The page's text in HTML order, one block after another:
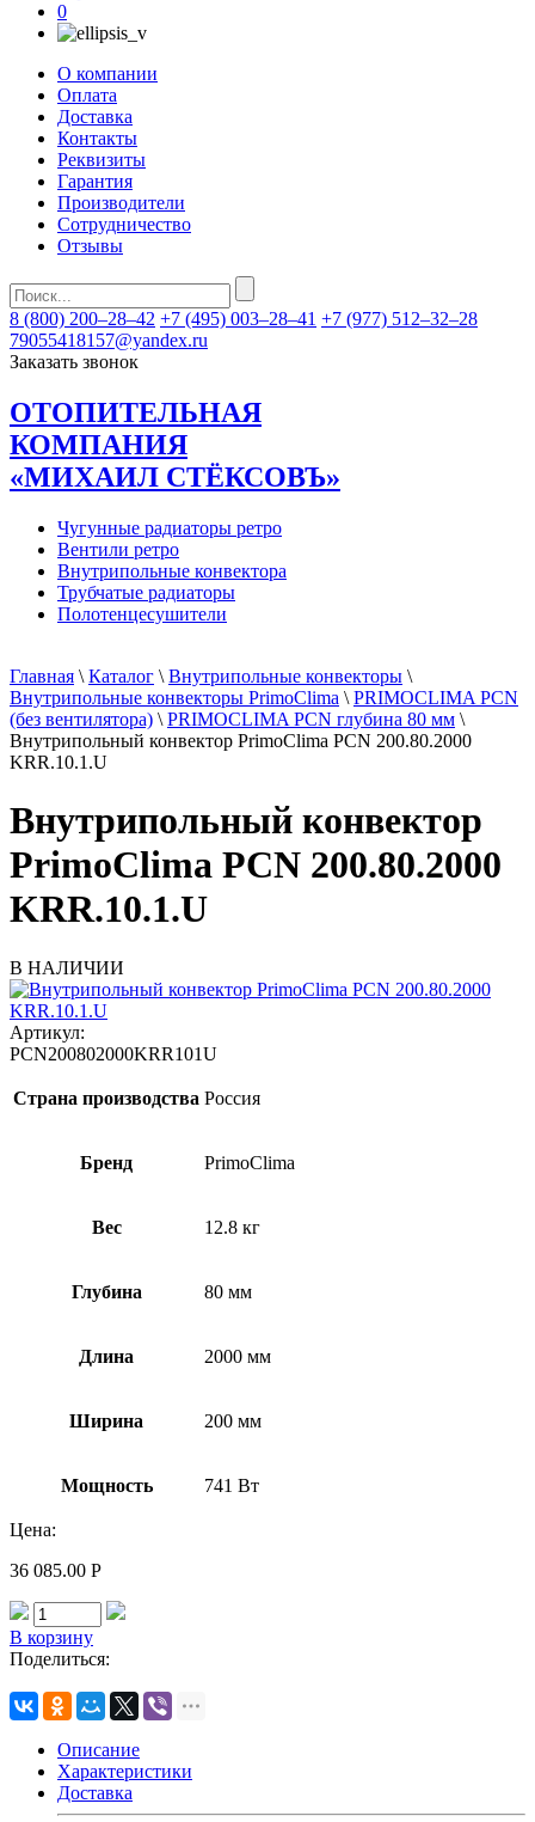
0
О компании
Оплата
Доставка
Контакты
Реквизиты
Гарантия
Производители
Сотрудничество
Отзывы
8 (800) 200–28–42 +7 (495) 003–28–41 +7 (977) 512–32–28
79055418157@yandex.ru
Заказать звонок
ОТОПИТЕЛЬНАЯ
КОМПАНИЯ
«МИХАИЛ СТЁКСОВЪ»
Чугунные радиаторы ретро
Вентили ретро
Внутрипольные конвектора
Трубчатые радиаторы
Полотенцесушители
Главная \ Каталог \ Внутрипольные конвекторы \
Внутрипольные конвекторы PrimoClima \ PRIMOCLIMA PCN
(без вентилятора) \ PRIMOCLIMA PCN глубина 80 мм \
Внутрипольный конвектор PrimoClima PCN 200.80.2000
KRR.10.1.U
Внутрипольный конвектор
PrimoClima PCN 200.80.2000
KRR.10.1.U
В НАЛИЧИИ
Артикул:
PCN200802000KRR101U
Страна производства Россия
Бренд PrimoClima
Вес 12.8 кг
Глубина 80 мм
Длина 2000 мм
Ширина 200 мм
Мощность 741 Вт
Цена:
36 085.00 Р
В корзину
Поделиться:
Описание
Характеристики
Доставка